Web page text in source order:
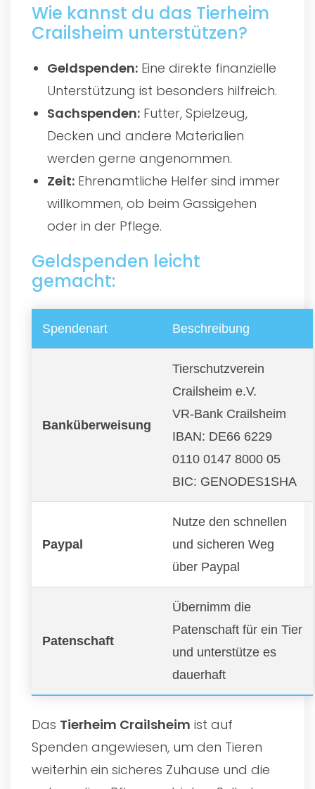
Wie kannst du das Tierheim
Crailsheim unterstützen?
Geldspenden: Eine direkte finanzielle
Unterstützung ist besonders hilfreich.
Sachspenden: Futter, Spielzeug,
Decken und andere Materialien
werden gerne angenommen.
Zeit: Ehrenamtliche Helfer sind immer
willkommen, ob beim Gassigehen
oder in der Pflege.
Geldspenden leicht
gemacht:
Spendenart Beschreibung
Banküberweisung
Tierschutzverein
Crailsheim e.V.
VR-Bank Crailsheim
IBAN: DE66 6229
0110 0147 8000 05
BIC: GENODES1SHA
Paypal
Nutze den schnellen
und sicheren Weg
über Paypal
Patenschaft
Übernimm die
Patenschaft für ein Tier
und unterstütze es
dauerhaft
Das Tierheim Crailsheim ist auf
Spenden angewiesen, um den Tieren
weiterhin ein sicheres Zuhause und die